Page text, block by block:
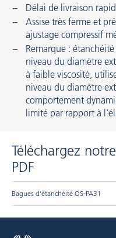
Délai de livraison
Assise très ferme et
ajustage compressif
Remarque :
niveau du diamètre
à faible viscosité,
niveau du diamètre
comportement
limité par rapport à
Téléchargez
PDF
Bagues d’étanchéité OS-PA31